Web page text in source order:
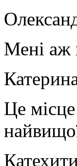
Мені аж
Це